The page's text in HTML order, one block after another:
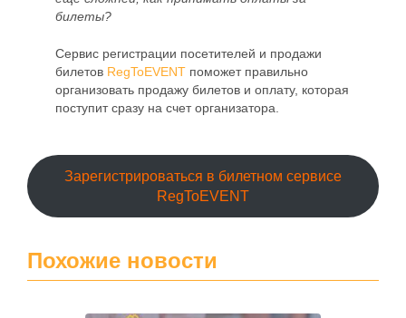
билеты?
Сервис регистрации посетителей и продажи
билетов RegToEVENT поможет правильно
организовать продажу билетов и оплату, которая
поступит сразу на счет организатора.
Зарегистрироваться в билетном сервисе
RegToEVENT
Похожие новости